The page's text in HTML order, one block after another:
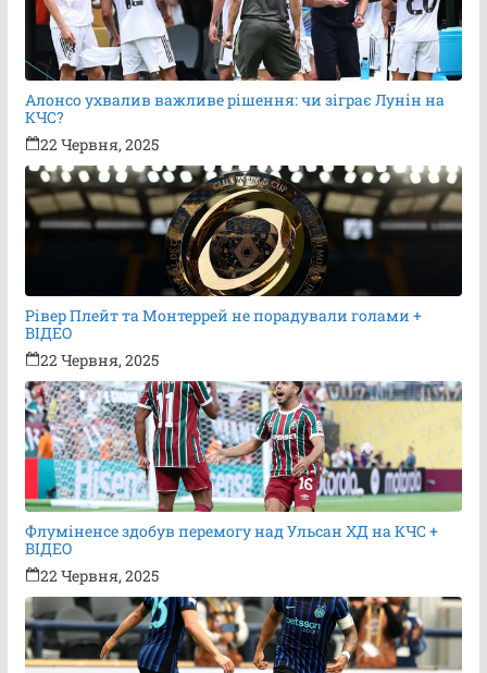
Алонсо ухвалив важливе рішення: чи зіграє Лунін на
КЧС?
22 Червня, 2025
Рівер Плейт та Монтеррей не порадували голами +
ВІДЕО
22 Червня, 2025
Флуміненсе здобув перемогу над Ульсан ХД на КЧС +
ВІДЕО
22 Червня, 2025